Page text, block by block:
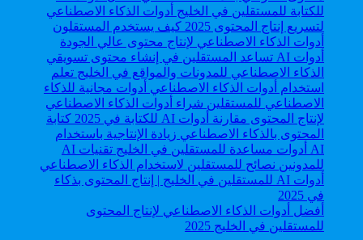
أفضل أدوات الذكاء الاصطناعي لإنتاج المحتوى
للمستقلين في الخليج 2025